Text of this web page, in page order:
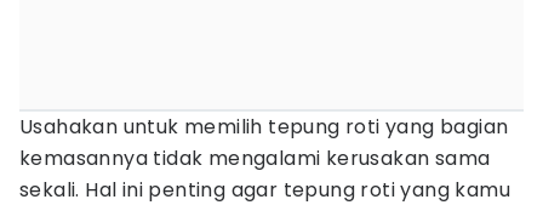
Usahakan untuk memilih tepung roti yang bagian
kemasannya tidak mengalami kerusakan sama
sekali. Hal ini penting agar tepung roti yang kamu